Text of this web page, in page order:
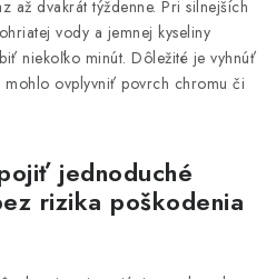
až dvakrát týždenne. Pri silnejších
vody a jemnej kyseliny
niekoľko minút. Dôležité je vyhnúť
mohlo ovplyvniť povrch chromu či
jednoduché
rizika poškodenia